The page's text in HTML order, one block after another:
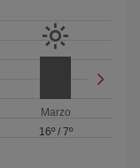
Marzo
16º/ 7º